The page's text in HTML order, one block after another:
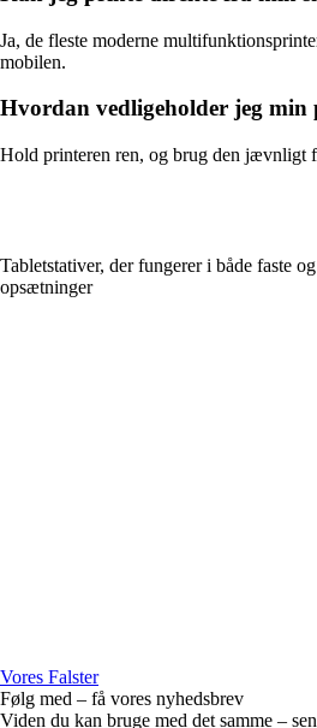
Ja, de fleste moderne
mobilen.
Hvordan vedligeholder jeg min
Hold printeren ren, og brug den jævnligt
Tabletstativer, der fungerer i både faste
opsætninger
Vores Falster
Følg med – få vores nyhedsbrev
Viden du kan bruge med det samme –